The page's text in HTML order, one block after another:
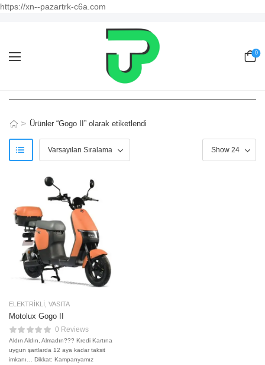
https://xn--pazartrk-c6a.com
0
> Ürünler “Gogo II” olarak etiketlendi
ELEKTRIKLI VASITA
Motolux Gogo II
0 Reviews
Aldın Aldın, Almadın??? Kredi Kartına
uygun şartlarda 12 aya kadar taksit
imkanı… Dikkat: Kampanyamız